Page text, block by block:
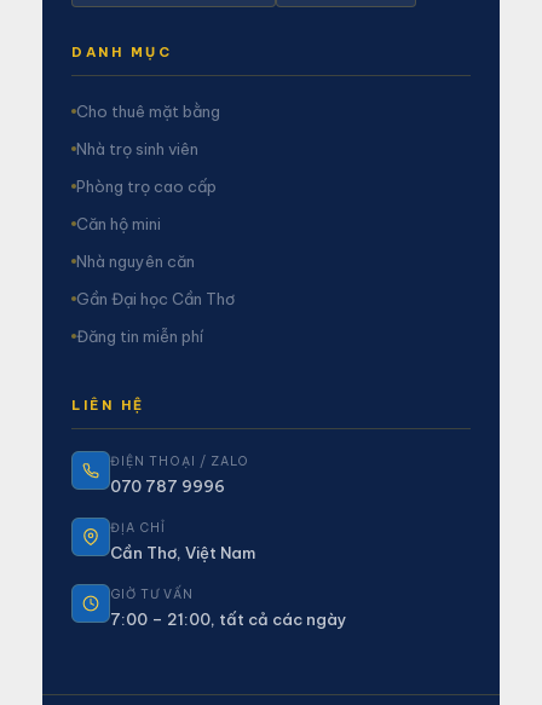
DANH MỤC
Cho thuê mặt bằng
Nhà trọ sinh viên
Phòng trọ cao cấp
Căn hộ mini
Nhà nguyên căn
Gần Đại học Cần Thơ
Đăng tin miễn phí
LIÊN HỆ
ĐIỆN THOẠI / ZALO
070 787 9996
ĐỊA CHỈ
Cần Thơ, Việt Nam
GIỜ TƯ VẤN
7:00 – 21:00, tất cả các ngày